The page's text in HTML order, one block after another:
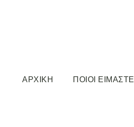
ΑΡΧΙΚΗ ΠΟΙΟΙ ΕΙΜΑΣΤΕ